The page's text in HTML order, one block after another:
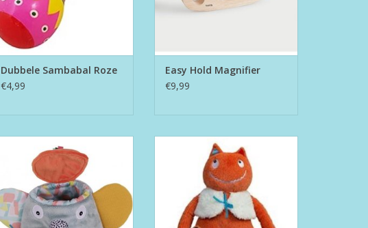
Dubbele Sambabal Roze
€4,99
Easy Hold Magnifier
€9,99
(20cm)
TOEVOEGEN AAN WINKELWAGEN
Ebulobo Activiteiten Reus
TOEVOEGEN AAN WINKELWAGEN